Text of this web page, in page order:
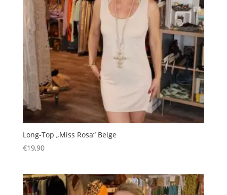
Long-Top „Miss Rosa“ Beige
€19,90